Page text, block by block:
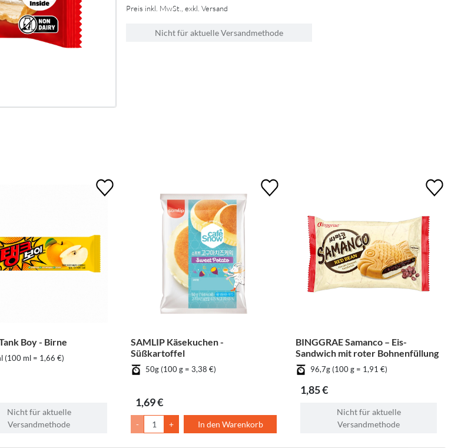
Preis inkl. MwSt., exkl. Versand
Nicht für aktuelle Versandmethode
Boy - Birne
(100 ml = 1,66 €)
Nicht für aktuelle
Versandmethode
SAMLIP Käsekuchen -
Süßkartoffel
50g (100 g = 3,38 €)
1,69 €
- + In den Warenkorb
BINGGRAE Samanco – Eis-
Sandwich mit roter Bohnenfüllung
96,7g (100 g = 1,91 €)
1,85 €
Nicht für aktuelle
Versandmethode